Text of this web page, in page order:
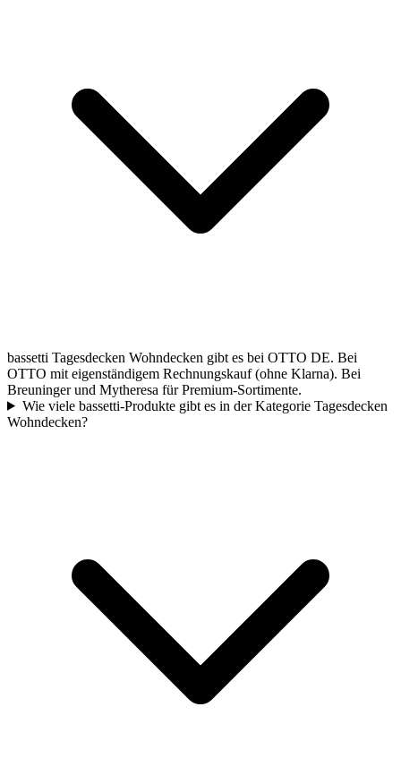
bassetti Tagesdecken Wohndecken gibt es bei OTTO DE. Bei
OTTO mit eigenständigem Rechnungskauf (ohne Klarna). Bei
Breuninger und Mytheresa für Premium-Sortimente.
Wie viele bassetti-Produkte gibt es in der Kategorie Tagesdecken
Wohndecken?